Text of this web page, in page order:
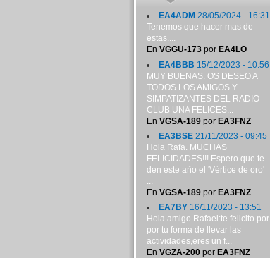
EA4ADM 28/05/2024 - 16:31
Tenemos que hacer mas de
estas....
En VGGU-173por EA4LO
EA4BBB 15/12/2023 - 10:56
MUY BUENAS. OS DESEO A
TODOS LOS AMIGOS Y
SIMPATIZANTES DEL RADIO
CLUB UNA FELICES...
En VGSA-189por EA3FNZ
EA3BSE21/11/2023 - 09:45
Hola Rafa. MUCHAS
FELICIDADES!!! Espero que te
den este año el 'Vértice de oro'
...
En VGSA-189por EA3FNZ
EA7BY16/11/2023 - 13:51
Hola amigo Rafael:te felicito por
por tu forma de llevar las
actividades,eres un f...
En VGZA-200por EA3FNZ